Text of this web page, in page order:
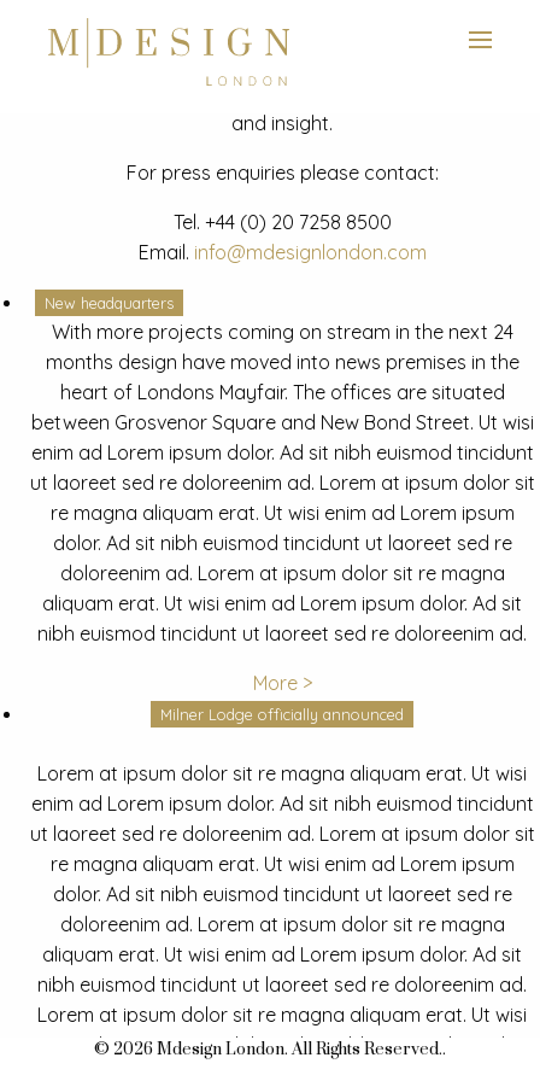
News
Latest mdesign development project and advisory news
and insight.
For press enquiries please contact:
Tel. +44 (0) 20 7258 8500
Email. info@mdesignlondon.com
New headquarters
With more projects coming on stream in the next 24
months design have moved into news premises in the
heart of Londons Mayfair. The offices are situated
between Grosvenor Square and New Bond Street. Ut wisi
enim ad Lorem ipsum dolor. Ad sit nibh euismod tincidunt
ut laoreet sed re doloreenim ad. Lorem at ipsum dolor sit
re magna aliquam erat. Ut wisi enim ad Lorem ipsum
dolor. Ad sit nibh euismod tincidunt ut laoreet sed re
doloreenim ad. Lorem at ipsum dolor sit re magna
aliquam erat. Ut wisi enim ad Lorem ipsum dolor. Ad sit
nibh euismod tincidunt ut laoreet sed re doloreenim ad.
More >
Milner Lodge officially announced
Lorem at ipsum dolor sit re magna aliquam erat. Ut wisi
enim ad Lorem ipsum dolor. Ad sit nibh euismod tincidunt
ut laoreet sed re doloreenim ad. Lorem at ipsum dolor sit
re magna aliquam erat. Ut wisi enim ad Lorem ipsum
dolor. Ad sit nibh euismod tincidunt ut laoreet sed re
doloreenim ad. Lorem at ipsum dolor sit re magna
aliquam erat. Ut wisi enim ad Lorem ipsum dolor. Ad sit
nibh euismod tincidunt ut laoreet sed re doloreenim ad.
Lorem at ipsum dolor sit re magna aliquam erat. Ut wisi
enim ad Lorem ipsum dolor. Ad sit nibh euismod tincidunt
© 2026 Mdesign London. All Rights Reserved..